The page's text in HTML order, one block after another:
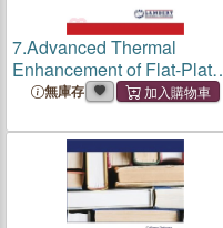
7.Advanced Thermal
Enhancement of Flat-Plate
Solar Air Collector
無庫存